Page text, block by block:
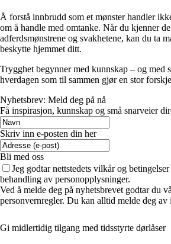
Å forstå innbrudd som et mønster handler
om å handle med omtanke. Når du kjenner
adferdsmønstrene og svakhetene, kan du ta
beskytte hjemmet ditt.
Trygghet begynner med kunnskap – og med
hverdagen som til sammen gjør en stor
Nyhetsbrev: Meld deg på nå
Få inspirasjon, kunnskap og små snarveier
Skriv inn e-posten din her
Bli med oss
Jeg godtar nettstedets vilkår og
behandling av personopplysninger.
Ved å melde deg på nyhetsbrevet godtar du
personvernregler. Du kan alltid melde deg av
Gi midlertidig tilgang med tidsstyrte dørlåser